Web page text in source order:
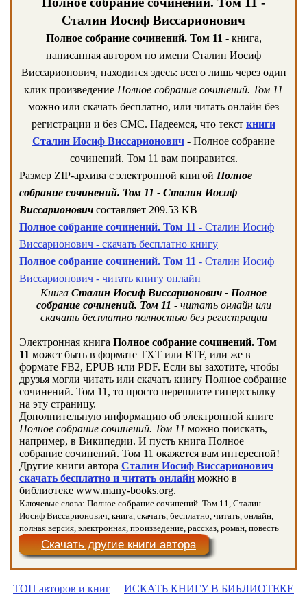
Сталин Иосиф Виссарионович
Полное собрание сочинений. Том 11 - книга,
написанная автором по имени Сталин Иосиф
Виссарионович, находится здесь: всего лишь через один
клик произведение Полное собрание сочинений. Том 11
можно или скачать бесплатно, или читать онлайн без
регистрации и без СМС. Надеемся, что текст книги
Сталин Иосиф Виссарионович - Полное собрание
сочинений. Том 11 вам понравится.
Размер ZIP-архива c электронной книгой Полное
собрание сочинений. Том 11 - Сталин Иосиф
Виссарионович составляет 209.53 KB
Полное собрание сочинений. Том 11 - Сталин Иосиф
Виссарионович - скачать бесплатно книгу
Полное собрание сочинений. Том 11 - Сталин Иосиф
Виссарионович - читать книгу онлайн
Книга Сталин Иосиф Виссарионович - Полное
собрание сочинений. Том 11 - читать онлайн или
скачать бесплатно полностью без регистрации
Электронная книга Полное собрание сочинений. Том
11 может быть в формате TXT или RTF, или же в
формате FB2, EPUB или PDF. Если вы захотите, чтобы
друзья могли читать или скачать книгу Полное собрание
сочинений. Том 11, то просто перешлите гиперссылку
на эту страницу.
Дополнительную информацию об электронной книге
Полное собрание сочинений. Том 11 можно поискать,
например, в Википедии. И пусть книга Полное
собрание сочинений. Том 11 окажется вам интересной!
Другие книги автора Сталин Иосиф Виссарионович
скачать бесплатно и читать онлайн можно в
библиотеке www.many-books.org.
Ключевые слова: Полное собрание сочинений. Том 11, Сталин
Иосиф Виссарионович, книга, скачать, бесплатно, читать, онлайн,
полная версия, электронная, произведение, рассказ, роман, повесть
Скачать другие книги автора
ТОП авторов и книг ИСКАТЬ КНИГУ В БИБЛИОТЕКЕ